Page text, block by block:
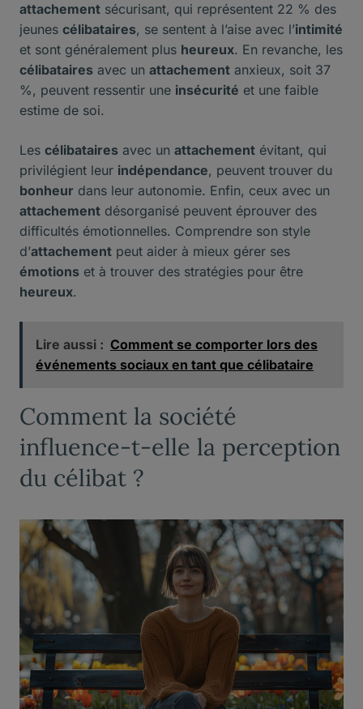
attachement sécurisant, qui représentent 22 % des
jeunes célibataires, se sentent à l’aise avec l’intimité
et sont généralement plus heureux. En revanche, les
célibataires avec un attachement anxieux, soit 37
%, peuvent ressentir une insécurité et une faible
estime de soi.
Les célibataires avec un attachement évitant, qui
privilégient leur indépendance, peuvent trouver du
bonheur dans leur autonomie. Enfin, ceux avec un
attachement désorganisé peuvent éprouver des
difficultés émotionnelles. Comprendre son style
d’attachement peut aider à mieux gérer ses
émotions et à trouver des stratégies pour être
heureux.
Lire aussi : Comment se comporter lors des
événements sociaux en tant que célibataire
Comment la société
influence-t-elle la perception
du célibat ?